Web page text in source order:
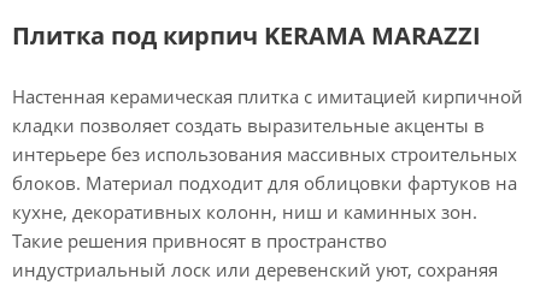
Плитка под кирпич KERAMA MARAZZI
Настенная керамическая плитка с имитацией кирпичной
кладки позволяет создать выразительные акценты в
интерьере без использования массивных строительных
блоков. Материал подходит для облицовки фартуков на
кухне, декоративных колонн, ниш и каминных зон.
Такие решения привносят в пространство
индустриальный лоск или деревенский уют, сохраняя